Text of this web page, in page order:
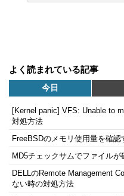
よく読まれている記事
今日
[Kernel panic] VFS: Unable to
対処方法
FreeBSDのメモリ使用量を確認
MD5チェックサムでファイル
DELLのRemote Management
ない時の対処方法